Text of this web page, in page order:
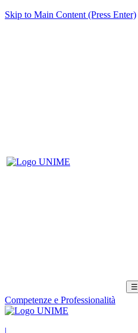
Skip to Main Content (Press Enter)
☰
Competenze e Professionalità
|